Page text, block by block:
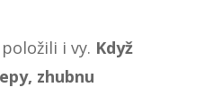
i vy. Když
zhubnu